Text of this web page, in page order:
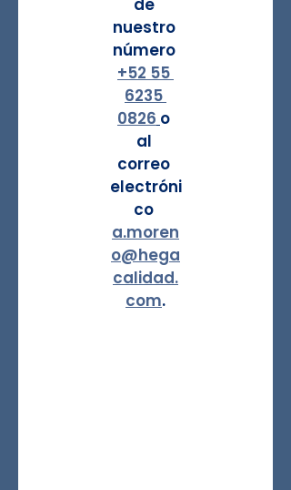
de
nuestro
número
+52 55
6235
0826 o
al
correo
electróni
co
a.moren
o@hega
calidad.
com.